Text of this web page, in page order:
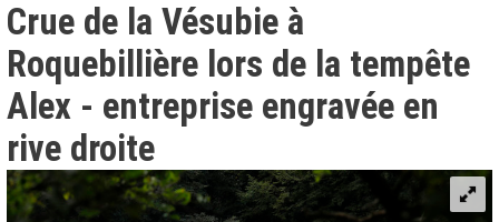
Crue de la Vésubie à
Roquebillière lors de la tempête
Alex - entreprise engravée en
rive droite